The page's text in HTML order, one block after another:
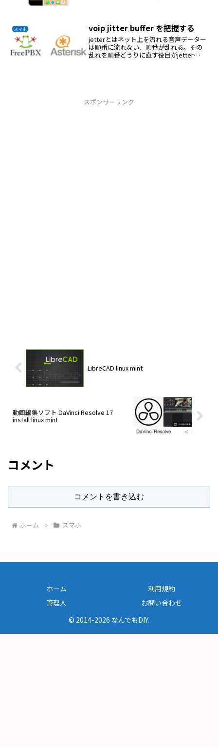
スマホ voip jitter buffer を把握する
jetterとはネット上を流れる音声データー
は順番に流れない、順番が乱れる。その
乱れを順番どうりに直す役目がjetter
スポンサーリンク
LibreCAD linux mint
動画編集ソフト DaVinci Resolve 17
install linux mint
コメント
コメントを書き込む
ホーム スマホ
ホーム
利用規約
管理人
お問い合わせ
© 2014-2026 なんでもDIY.